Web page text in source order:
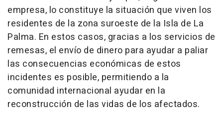
empresa, lo constituye la situación que viven los
residentes de la zona suroeste de la Isla de La
Palma. En estos casos, gracias a los servicios de
remesas, el envío de dinero para ayudar a paliar
las consecuencias económicas de estos
incidentes es posible, permitiendo a la
comunidad internacional ayudar en la
reconstrucción de las vidas de los afectados.